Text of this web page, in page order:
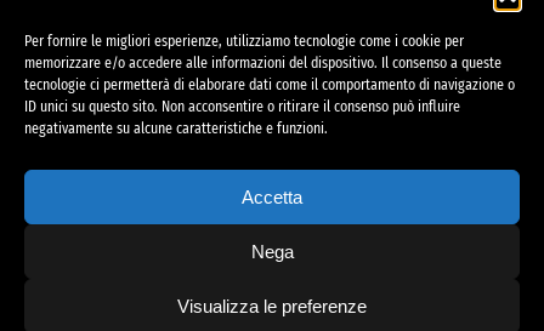
Per fornire le migliori esperienze, utilizziamo tecnologie come i cookie per
memorizzare e/o accedere alle informazioni del dispositivo. Il consenso a queste
tecnologie ci permetterà di elaborare dati come il comportamento di navigazione o
ID unici su questo sito. Non acconsentire o ritirare il consenso può influire
negativamente su alcune caratteristiche e funzioni.
Accetta
Nega
Visualizza le preferenze
Responsabile protezione dati (RPD)